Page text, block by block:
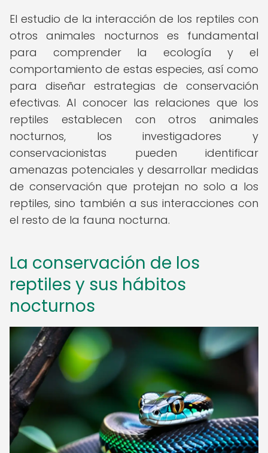
El estudio de la interacción de los reptiles con
otros animales nocturnos es fundamental
para comprender la ecología y el
comportamiento de estas especies, así como
para diseñar estrategias de conservación
efectivas. Al conocer las relaciones que los
reptiles establecen con otros animales
nocturnos, los investigadores y
conservacionistas pueden identificar
amenazas potenciales y desarrollar medidas
de conservación que protejan no solo a los
reptiles, sino también a sus interacciones con
el resto de la fauna nocturna.
La conservación de los
reptiles y sus hábitos
nocturnos